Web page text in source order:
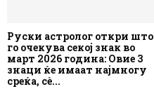
Руски астролог откри што
го очекува секој знак во
март 2026 година: Овие 3
знаци ќе имаат најмногу
среќа, сè...